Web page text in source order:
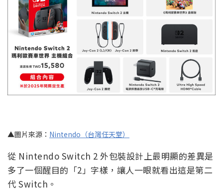
▲圖片來源： Nintendo（台灣任天堂）
從 Nintendo Switch 2 外包裝設計上最明顯的差異是
多了一個醒目的「2」字樣，讓人一眼就看出這是第二
代 Switch。